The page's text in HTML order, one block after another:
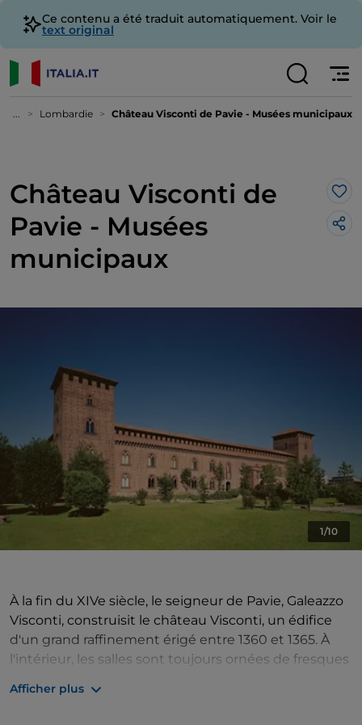
Ce contenu a été traduit automatiquement. Voir le
text original
... Lombardie Château Visconti de Pavie - Musées municipaux
Château Visconti de
Pavie - Musées
municipaux
1/10
À la fin du XIVe siècle, le seigneur de Pavie, Galeazzo
Visconti, construisit le château Visconti, un édifice
d'un grand raffinement érigé entre 1360 et 1365. À
l'intérieur, les salles sont toujours ornées de fresques
Sforza. Bien que privé de son aile nord, qui reliait à
Afficher plus